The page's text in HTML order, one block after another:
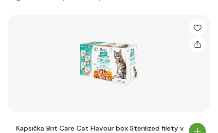
Kapsička Brit Care Cat Flavour box Sterilized filety v